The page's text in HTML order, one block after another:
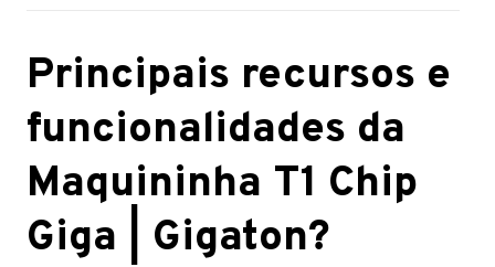
Principais recursos e
funcionalidades da
Maquininha T1 Chip
Giga | Gigaton?